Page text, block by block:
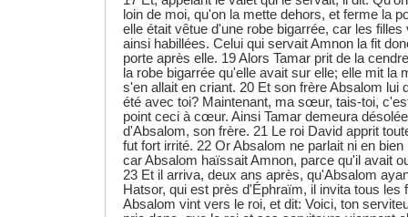
loin de moi, qu'on la mette dehors, et ferme la
elle était vêtue d'une robe bigarrée, car les filles
ainsi habillées. Celui qui servait Amnon la fit
porte après elle. 19 Alors Tamar prit de la
la robe bigarrée qu'elle avait sur elle; elle mit la
s'en allait en criant. 20 Et son frère Absalom lui
été avec toi? Maintenant, ma sœur, tais-toi,
point ceci à cœur. Ainsi Tamar demeura
d'Absalom, son frère. 21 Le roi David apprit
fut fort irrité. 22 Or Absalom ne parlait ni en
car Absalom haïssait Amnon, parce qu'il avait
23 Et il arriva, deux ans après, qu'Absalom
Hatsor, qui est près d'Éphraïm, il invita tous les
Absalom vint vers le roi, et dit: Voici, ton